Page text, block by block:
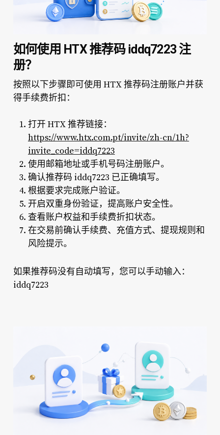
如何使用 HTX 推荐码 iddq7223 注
册？
按照以下步骤即可使用 HTX 推荐码注册账户并获
得手续费折扣：
打开 HTX 推荐链接：
https://www.htx.com.pt/invite/zh-cn/1h?
invite_code=iddq7223
使用邮箱地址或手机号码注册账户。
确认推荐码 iddq7223 已正确填写。
根据要求完成账户验证。
开启双重身份验证，提高账户安全性。
查看账户权益和手续费折扣状态。
在交易前确认手续费、充值方式、提现规则和
风险提示。
如果推荐码没有自动填写，您可以手动输入：
iddq7223